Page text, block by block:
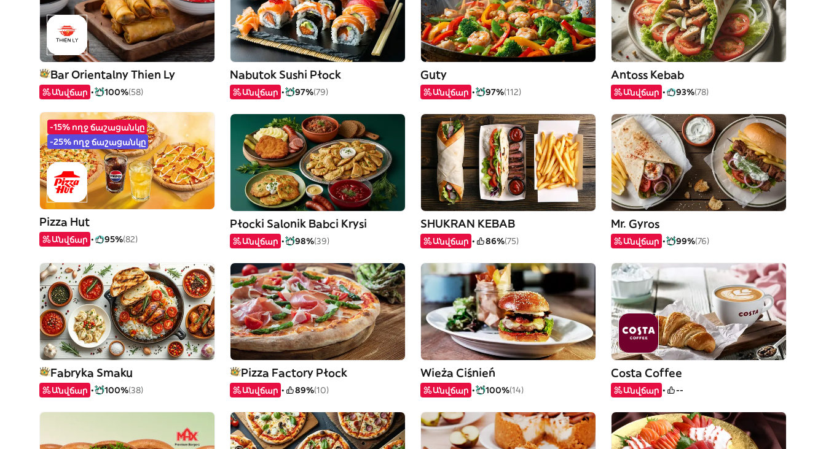
Bar Orientalny Thien Ly
Անվճար 100%(58)
Nabutok Sushi Płock
Անվճար 97%(79)
Guty
Անվճար 97%(112)
Antoss Kebab
Անվճար 93%(78)
-15% ողջ ճաշացանկը
-25% ողջ ճաշացանկը
Pizza Hut
Անվճար 95%(82)
Płocki Salonik Babci Krysi
Անվճար 98%(39)
SHUKRAN KEBAB
Անվճար 86%(75)
Mr. Gyros
Անվճար 99%(76)
Fabryka Smaku
Անվճար 100%(38)
Pizza Factory Płock
Անվճար 89%(10)
Wieża Ciśnień
Անվճար 100%(14)
Costa Coffee
Անվճար --